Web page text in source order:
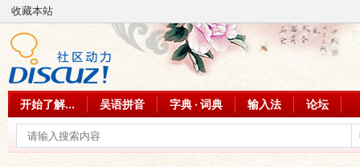
收藏本站
开始了解... 吴语拼音 字典 · 词典 输入法 论坛